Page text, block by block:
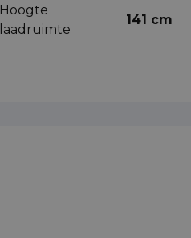
Hoogte
laadruimte
141 cm